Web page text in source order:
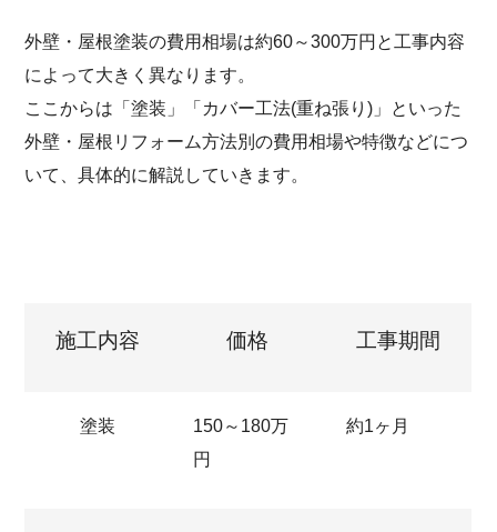
外壁・屋根塗装の費用相場は約60～300万円と工事内容
によって大きく異なります。
ここからは「塗装」「カバー工法(重ね張り)」といった
外壁・屋根リフォーム方法別の費用相場や特徴などにつ
いて、具体的に解説していきます。
施工内容 価格 工事期間
塗装
150～180万
円
約1ヶ月